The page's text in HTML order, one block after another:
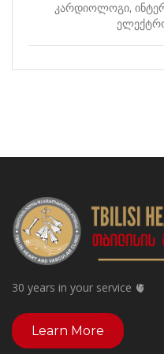
კარდიოლოგი,
30 years in your service 🫀
Learn More